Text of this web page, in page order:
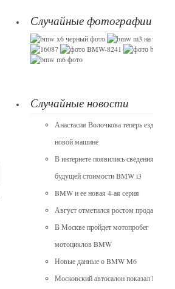
Случайные фотографии BMW
Случайные новости
Анастасия Волочкова теперь ездит на
новой машине
В интернете появились сведения о
будущей стоимости BMW i3
BMW и ее новая 4-ая серия
Август отметился ростом продаж BMW
В Москве пройдет мотопробег
мотоциклов BMW
Новые данные о BMW M6
Московский автосалон показал BMV 7-